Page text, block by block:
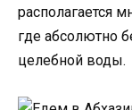
располагается
где абсолютно
целебной воды.